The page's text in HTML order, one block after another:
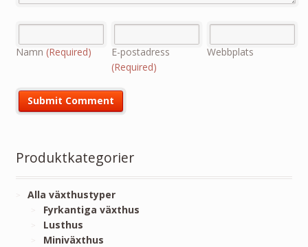
Namn (Required)
E-postadress
(Required)
Webbplats
Produktkategorier
Alla växthustyper
Fyrkantiga växthus
Lusthus
Miniväxthus